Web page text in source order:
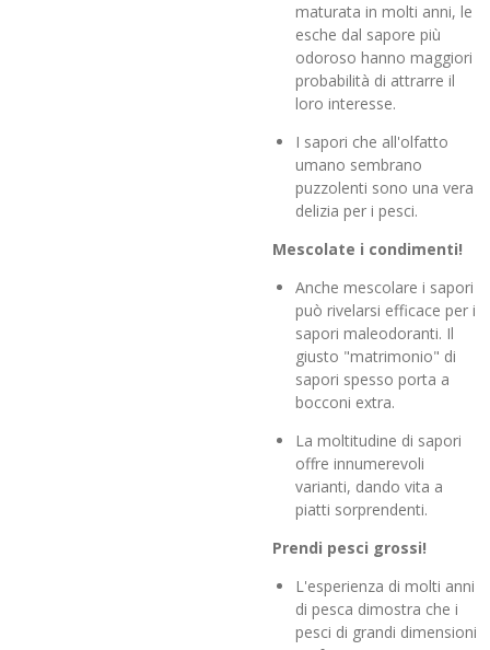
maturata in molti anni, le
esche dal sapore più
odoroso hanno maggiori
probabilità di attrarre il
loro interesse.
I sapori che all'olfatto
umano sembrano
puzzolenti sono una vera
delizia per i pesci.
Mescolate i condimenti!
Anche mescolare i sapori
può rivelarsi efficace per i
sapori maleodoranti. Il
giusto "matrimonio" di
sapori spesso porta a
bocconi extra.
La moltitudine di sapori
offre innumerevoli
varianti, dando vita a
piatti sorprendenti.
Prendi pesci grossi!
L'esperienza di molti anni
di pesca dimostra che i
pesci di grandi dimensioni